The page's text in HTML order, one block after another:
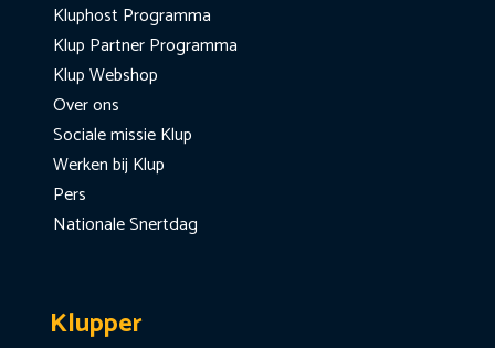
Kluphost Programma
Klup Partner Programma
Klup Webshop
Over ons
Sociale missie Klup
Werken bij Klup
Pers
Nationale Snertdag
Klupper